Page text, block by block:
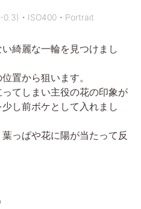
0.3)・ISO400・Portrait
綺麗な一輪を見つけまし
置から狙います。
てしまい主役の花の印象が
し前ボケとして入れまし
っぱや花に陽が当たって反